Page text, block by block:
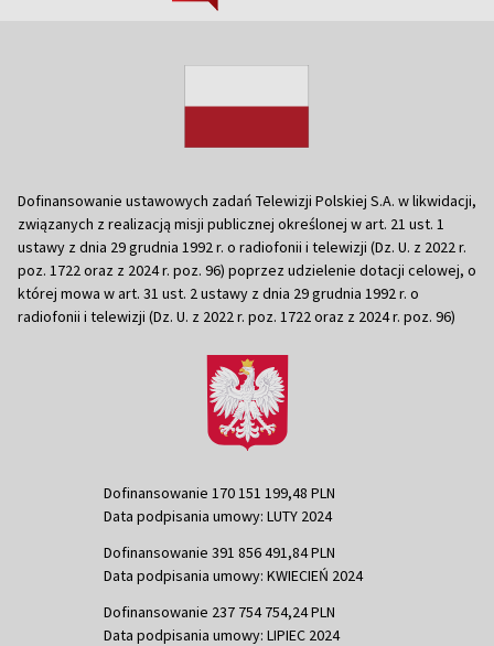
Dofinansowanie ustawowych zadań Telewizji Polskiej S.A. w likwidacji,
związanych z realizacją misji publicznej określonej w art. 21 ust. 1
ustawy z dnia 29 grudnia 1992 r. o radiofonii i telewizji (Dz. U. z 2022 r.
poz. 1722 oraz z 2024 r. poz. 96) poprzez udzielenie dotacji celowej, o
której mowa w art. 31 ust. 2 ustawy z dnia 29 grudnia 1992 r. o
radiofonii i telewizji (Dz. U. z 2022 r. poz. 1722 oraz z 2024 r. poz. 96)
Dofinansowanie 170 151 199,48 PLN
Data podpisania umowy: LUTY 2024
Dofinansowanie 391 856 491,84 PLN
Data podpisania umowy: KWIECIEŃ 2024
Dofinansowanie 237 754 754,24 PLN
Data podpisania umowy: LIPIEC 2024